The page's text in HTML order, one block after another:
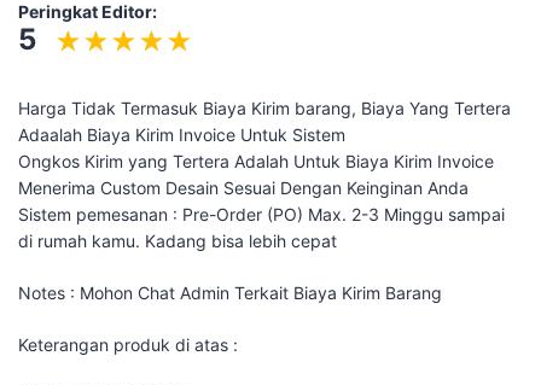
Peringkat Editor:
5
Harga Tidak Termasuk Biaya Kirim barang, Biaya Yang Tertera
Adaalah Biaya Kirim Invoice Untuk Sistem
Ongkos Kirim yang Tertera Adalah Untuk Biaya Kirim Invoice
Menerima Custom Desain Sesuai Dengan Keinginan Anda
Sistem pemesanan : Pre-Order (PO) Max. 2-3 Minggu sampai
di rumah kamu. Kadang bisa lebih cepat
Notes : Mohon Chat Admin Terkait Biaya Kirim Barang
Keterangan produk di atas :